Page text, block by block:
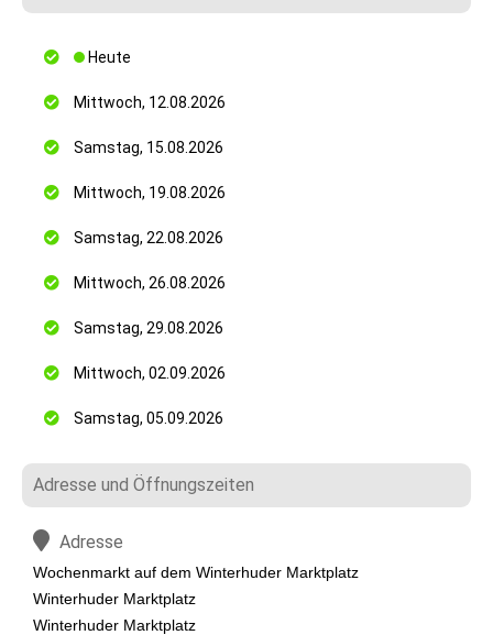
Heute
Mittwoch, 12.08.2026
Samstag, 15.08.2026
Mittwoch, 19.08.2026
Samstag, 22.08.2026
Mittwoch, 26.08.2026
Samstag, 29.08.2026
Mittwoch, 02.09.2026
Samstag, 05.09.2026
Adresse und Öffnungszeiten
Adresse
Wochenmarkt auf dem Winterhuder Marktplatz
Winterhuder Marktplatz
Winterhuder Marktplatz